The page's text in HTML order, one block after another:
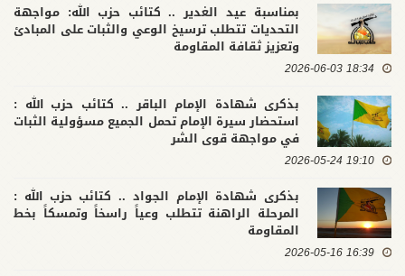
بمناسبة عيد الغدير .. كتائب حزب الله: مواجهة
التحديات تتطلب ترسيخ الوعي والثبات على المبادئ
وتعزيز ثقافة المقاومة
18:34 2026-06-03
بذكرى شهادة الإمام الباقر .. كتائب حزب الله :
استحضار سيرة الإمام تحمل الجميع مسؤولية الثبات
في مواجهة قوى الشر
19:10 2026-05-24
بذكرى شهادة الإمام الجواد .. كتائب حزب الله :
المرحلة الراهنة تتطلب وعياً راسخاً وتمسكاً بخط
المقاومة
16:39 2026-05-16